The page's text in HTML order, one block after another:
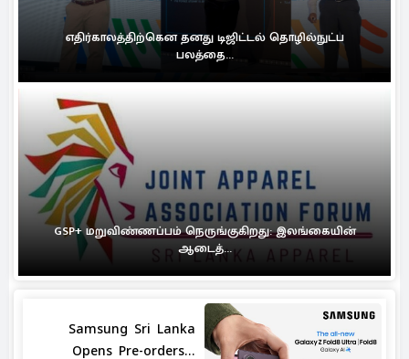
எதிர்காலத்திற்கென தனது டிஜிட்டல் தொழில்நுட்ப
பலத்தை...
GSP+ மறுவிண்ணப்பம் நெருங்குகிறது: இலங்கையின்
ஆடைத்...
Samsung Sri Lanka
Opens Pre-orders...